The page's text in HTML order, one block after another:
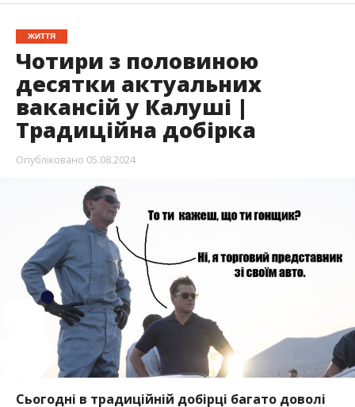
ЖИТТЯ
Чотири з половиною
десятки актуальних
вакансій у Калуші |
Традиційна добірка
Опубліковано 05.08.2024
Сьогодні в традиційній добірці багато доволі